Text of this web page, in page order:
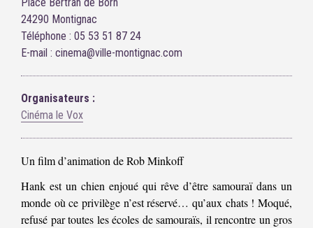
24290 Montignac
Téléphone : 05 53 51 87 24
E-mail : cinema@ville-montignac.com
Organisateurs :
Cinéma le Vox
Un film d’animation de Rob Minkoff
Hank est un chien enjoué qui rêve d’être samouraï dans un
monde où ce privilège n’est réservé… qu’aux chats ! Moqué,
refusé par toutes les écoles de samouraïs, il rencontre un gros